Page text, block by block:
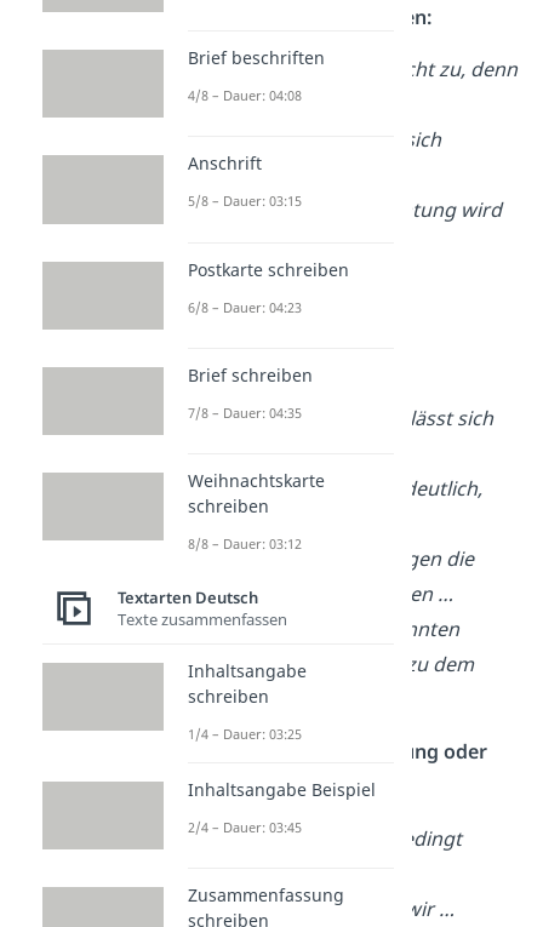
Entkräftung formulieren:
Dies trifft jedoch nicht zu, denn
…
Diese Ansicht lässt sich
widerlegen, da …
Bei näherer Betrachtung wird
3. Schluss
Fazit ziehen:
Zusammenfassend lässt sich
Abschließend wird deutlich,
Insgesamt überwiegen die
Argumente für/gegen …
Aufgrund der genannten
Punkte komme ich zu dem
Schluss, dass …
Abschließende Forderung oder
Appell:
Daher sollte … unbedingt
Es ist wichtig, dass wir …
Brief beschriften
4/8 – Dauer: 04:08
Anschrift
5/8 – Dauer: 03:15
Postkarte schreiben
6/8 – Dauer: 04:23
Brief schreiben
7/8 – Dauer: 04:35
Weihnachtskarte
schreiben
8/8 – Dauer: 03:12
Textarten Deutsch
Texte zusammenfassen
Inhaltsangabe
schreiben
1/4 – Dauer: 03:25
Inhaltsangabe Beispiel
2/4 – Dauer: 03:45
Zusammenfassung
schreiben